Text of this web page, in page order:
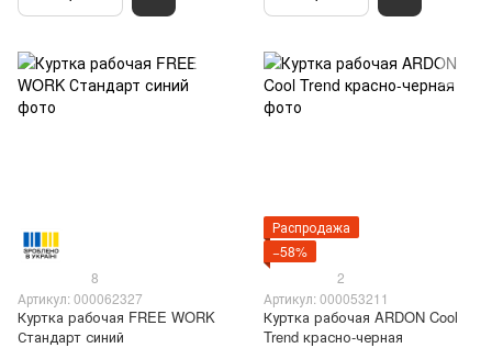
8
Артикул: 000062327
Куртка рабочая FREE WORK
Стандарт синий
Распродажа
−58%
2
Артикул: 000053211
Куртка рабочая ARDON Cool
Trend красно-черная